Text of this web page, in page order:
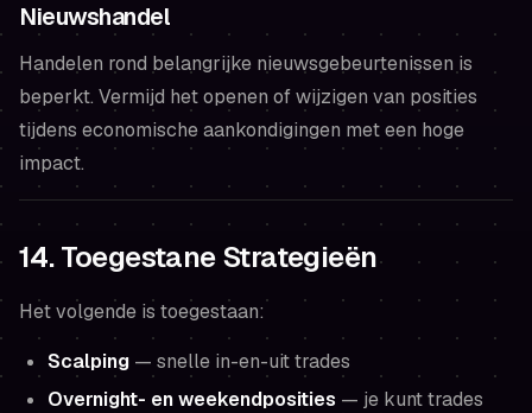
Nieuwshandel
Handelen rond belangrijke nieuwsgebeurtenissen is
beperkt. Vermijd het openen of wijzigen van posities
tijdens economische aankondigingen met een hoge
impact.
14. Toegestane Strategieën
Het volgende is toegestaan:
Scalping — snelle in-en-uit trades
Overnight- en weekendposities — je kunt trades